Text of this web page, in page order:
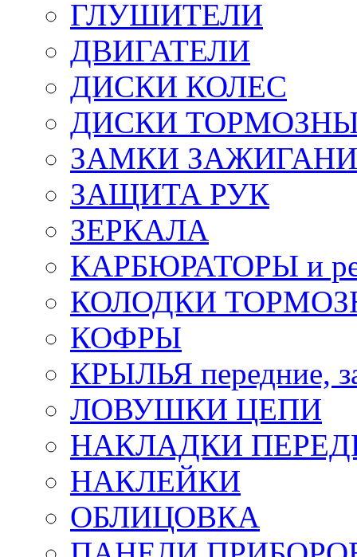
ГЛУШИТЕЛИ
ДВИГАТЕЛИ
ДИСКИ КОЛЕС
ДИСКИ
ЗАМКИ
ЗАЩИТА РУК
ЗЕРКАЛА
КАРБЮРАТОРЫ и
КОЛОДКИ
КОФРЫ
КРЫЛЬЯ передние,
ЛОВУШКИ ЦЕПИ
НАКЛАДКИ
НАКЛЕЙКИ
ОБЛИЦОВКА